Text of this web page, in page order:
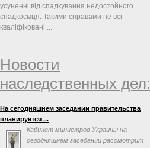
усуненні від спадкування недостойного
спадкоємця. Такими справами не всі
кваліфіковані ...
Новости
наследственных дел:
На сегодняшнем заседании правительства
планируется ...
Кабинет министров Украины на
сегодняшнем заседании рассмотрит